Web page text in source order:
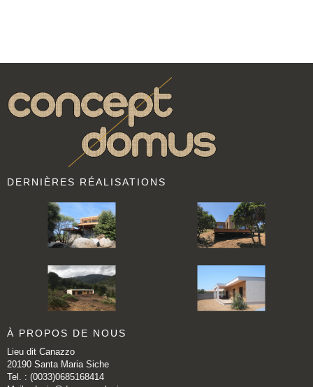
DERNIÈRES RÉALISATIONS
À PROPOS DE NOUS
Lieu dit Canazzo
20190 Santa Maria Siche
Tel. : (0033)0685168414